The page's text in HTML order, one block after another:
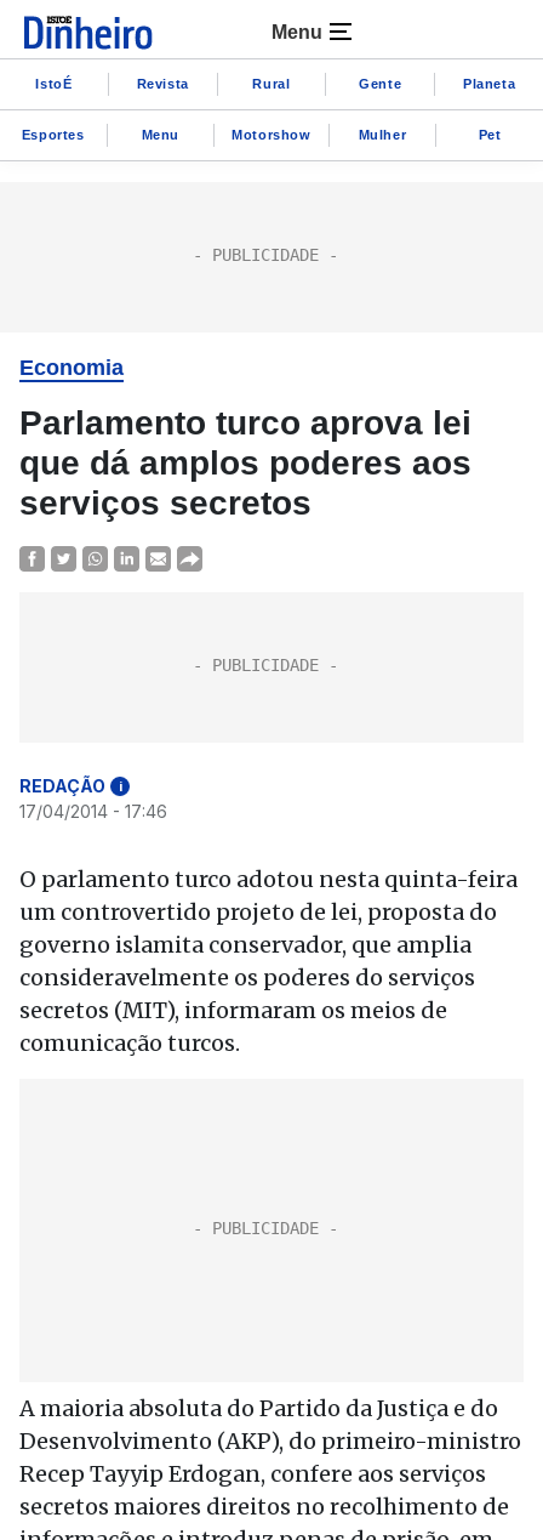
Menu
IstoÉ Revista Rural Gente Planeta
Esportes Menu Motorshow Mulher Pet
Economia
Parlamento turco aprova lei
que dá amplos poderes aos
serviços secretos
REDAÇÃO i
17/04/2014 - 17:46
O parlamento turco adotou nesta quinta-feira
um controvertido projeto de lei, proposta do
governo islamita conservador, que amplia
consideravelmente os poderes do serviços
secretos (MIT), informaram os meios de
comunicação turcos.
A maioria absoluta do Partido da Justiça e do
Desenvolvimento (AKP), do primeiro-ministro
Recep Tayyip Erdogan, confere aos serviços
secretos maiores direitos no recolhimento de